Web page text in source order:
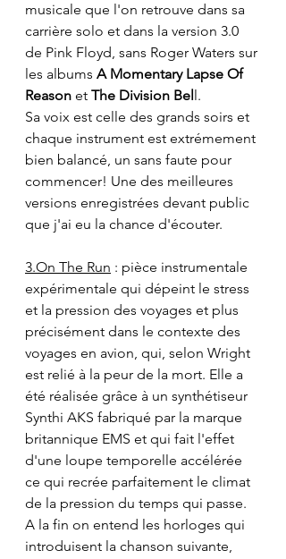
musicale que l'on retrouve dans sa
carrière solo et dans la version 3.0
de Pink Floyd, sans Roger Waters sur
les albums A Momentary Lapse Of
Reason et The Division Bell.
Sa voix est celle des grands soirs et
chaque instrument est extrémement
bien balancé, un sans faute pour
commencer! Une des meilleures
versions enregistrées devant public
que j'ai eu la chance d'écouter.
3.On The Run : pièce instrumentale
expérimentale qui dépeint le stress
et la pression des voyages et plus
précisément dans le contexte des
voyages en avion, qui, selon Wright
est relié à la peur de la mort. Elle a
été réalisée grâce à un synthétiseur
Synthi AKS fabriqué par la marque
britannique EMS et qui fait l'effet
d'une loupe temporelle accélérée
ce qui recrée parfaitement le climat
de la pression du temps qui passe.
A la fin on entend les horloges qui
introduisent la chanson suivante,